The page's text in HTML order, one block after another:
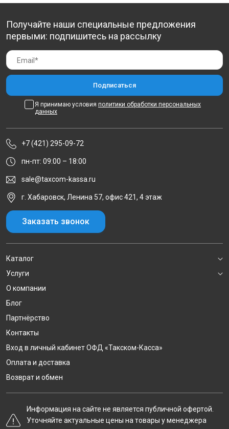
Получайте наши специальные предложения
первыми: подпишитесь на рассылку
Я принимаю условия политики обработки персональных
данных
+7 (421) 295-09-72
пн-пт: 09:00 – 18:00
sale@taxcom-kassa.ru
г. Хабаровск, Ленина 57, офис 421, 4 этаж
Заказать звонок
Каталог
Услуги
О компании
Блог
Партнёрство
Контакты
Вход в личный кабинет ОФД «Такском-Касса»
Оплата и доставка
Возврат и обмен
Информация на сайте не является публичной офертой.
Уточняйте актуальные цены на товары у менеджера